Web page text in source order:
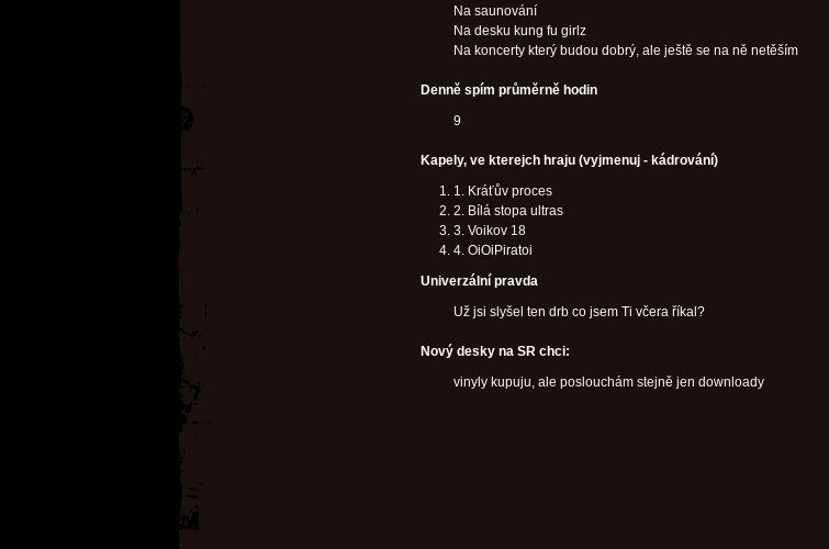
Na saunování
Na desku kung fu girlz
Na koncerty který budou dobrý, ale ještě se na ně netěším
Denně spím průměrně hodin
9
Kapely, ve kterejch hraju (vyjmenuj - kádrování)
1. Kráťův proces
2. Bílá stopa ultras
3. Voikov 18
4. OiOiPiratoi
Univerzální pravda
Už jsi slyšel ten drb co jsem Ti včera říkal?
Nový desky na SR chci:
vinyly kupuju, ale poslouchám stejně jen downloady